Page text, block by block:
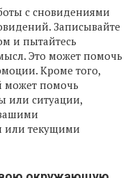
с сновидениями
Записывайте
и пытайтесь
Это может помочь
Кроме того,
может помочь
или ситуации,
или текущими